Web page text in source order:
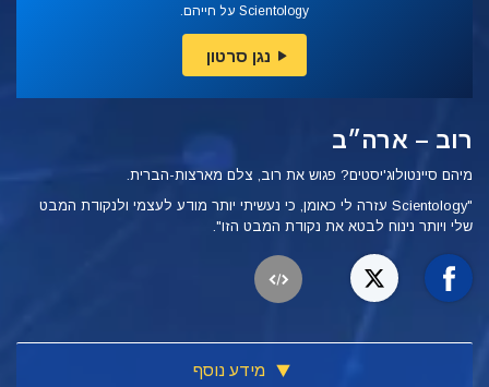
Scientology על חייהם.
נגן סרטון
רוב – ארה״ב
מיהם סיינטולוג'יסטים? פגוש את רוב, צלם מארצות-הברית.
"Scientology עזרה לי כאומן, כי נעשיתי יותר מודע לעצמי ולנקודת המבט
שלי ויותר נינוח לבטא את נקודת המבט הזו".
מידע נוסף